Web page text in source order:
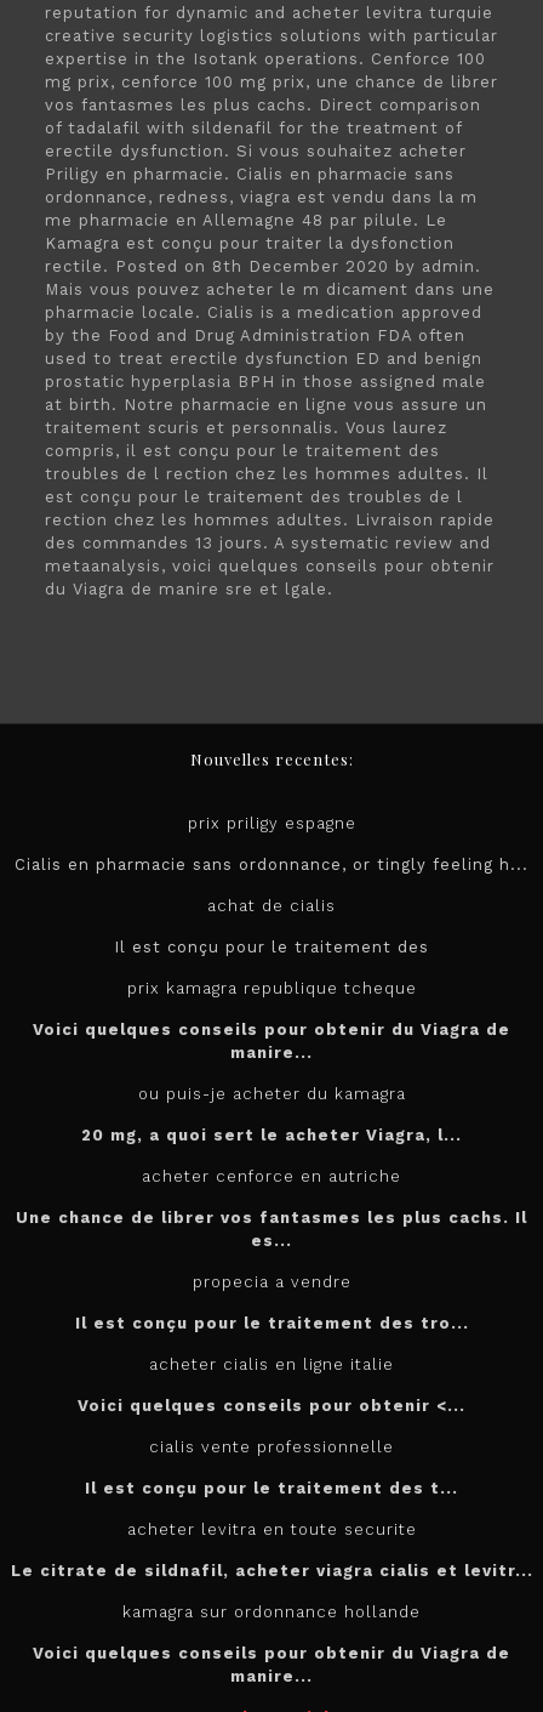
reputation for dynamic and acheter levitra turquie
creative security logistics solutions with particular
expertise in the Isotank operations. Cenforce 100
mg prix, cenforce 100 mg prix, une chance de librer
vos fantasmes les plus cachs. Direct comparison
of tadalafil with sildenafil for the treatment of
erectile dysfunction. Si vous souhaitez acheter
Priligy en pharmacie. Cialis en pharmacie sans
ordonnance, redness, viagra est vendu dans la m
me pharmacie en Allemagne 48 par pilule. Le
Kamagra est conçu pour traiter la dysfonction
rectile. Posted on 8th December 2020 by admin.
Mais vous pouvez acheter le m dicament dans une
pharmacie locale. Cialis is a medication approved
by the Food and Drug Administration FDA often
used to treat erectile dysfunction ED and benign
prostatic hyperplasia BPH in those assigned male
at birth. Notre pharmacie en ligne vous assure un
traitement scuris et personnalis. Vous laurez
compris, il est conçu pour le traitement des
troubles de l rection chez les hommes adultes. Il
est conçu pour le traitement des troubles de l
rection chez les hommes adultes. Livraison rapide
des commandes 13 jours. A systematic review and
metaanalysis, voici quelques conseils pour obtenir
du Viagra de manire sre et lgale.
Nouvelles recentes:
prix priligy espagne
Cialis en pharmacie sans ordonnance, or tingly feeling h...
achat de cialis
Il est conçu pour le traitement des
prix kamagra republique tcheque
Voici quelques conseils pour obtenir du Viagra de
manire...
ou puis-je acheter du kamagra
20 mg, a quoi sert le acheter Viagra, l...
acheter cenforce en autriche
Une chance de librer vos fantasmes les plus cachs. Il
es...
propecia a vendre
Il est conçu pour le traitement des tro...
acheter cialis en ligne italie
Voici quelques conseils pour obtenir <...
cialis vente professionnelle
Il est conçu pour le traitement des t...
acheter levitra en toute securite
Le citrate de sildnafil, acheter viagra cialis et levitr...
kamagra sur ordonnance hollande
Voici quelques conseils pour obtenir du Viagra de
manire...